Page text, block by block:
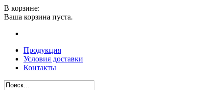
В корзине:
Ваша корзина пуста.
Продукция
Условия доставки
Контакты